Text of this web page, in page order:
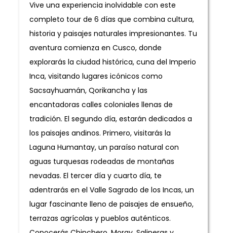
Vive una experiencia inolvidable con este
completo tour de 6 días que combina cultura,
historia y paisajes naturales impresionantes. Tu
aventura comienza en Cusco, donde
explorarás la ciudad histórica, cuna del Imperio
Inca, visitando lugares icónicos como
Sacsayhuamán, Qorikancha y las
encantadoras calles coloniales llenas de
tradición. El segundo día, estarán dedicados a
los paisajes andinos. Primero, visitarás la
Laguna Humantay, un paraíso natural con
aguas turquesas rodeadas de montañas
nevadas. El tercer día y cuarto día, te
adentrarás en el Valle Sagrado de los Incas, un
lugar fascinante lleno de paisajes de ensueño,
terrazas agrícolas y pueblos auténticos.